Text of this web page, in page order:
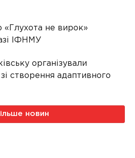
«Глухота не вирок»
ІФНМУ
організували
створення адаптивного
новин